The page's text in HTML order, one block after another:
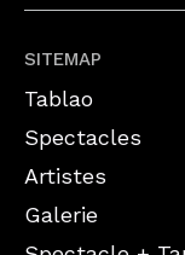
SITEMAP
Tablao
Spectacles
Artistes
Galerie